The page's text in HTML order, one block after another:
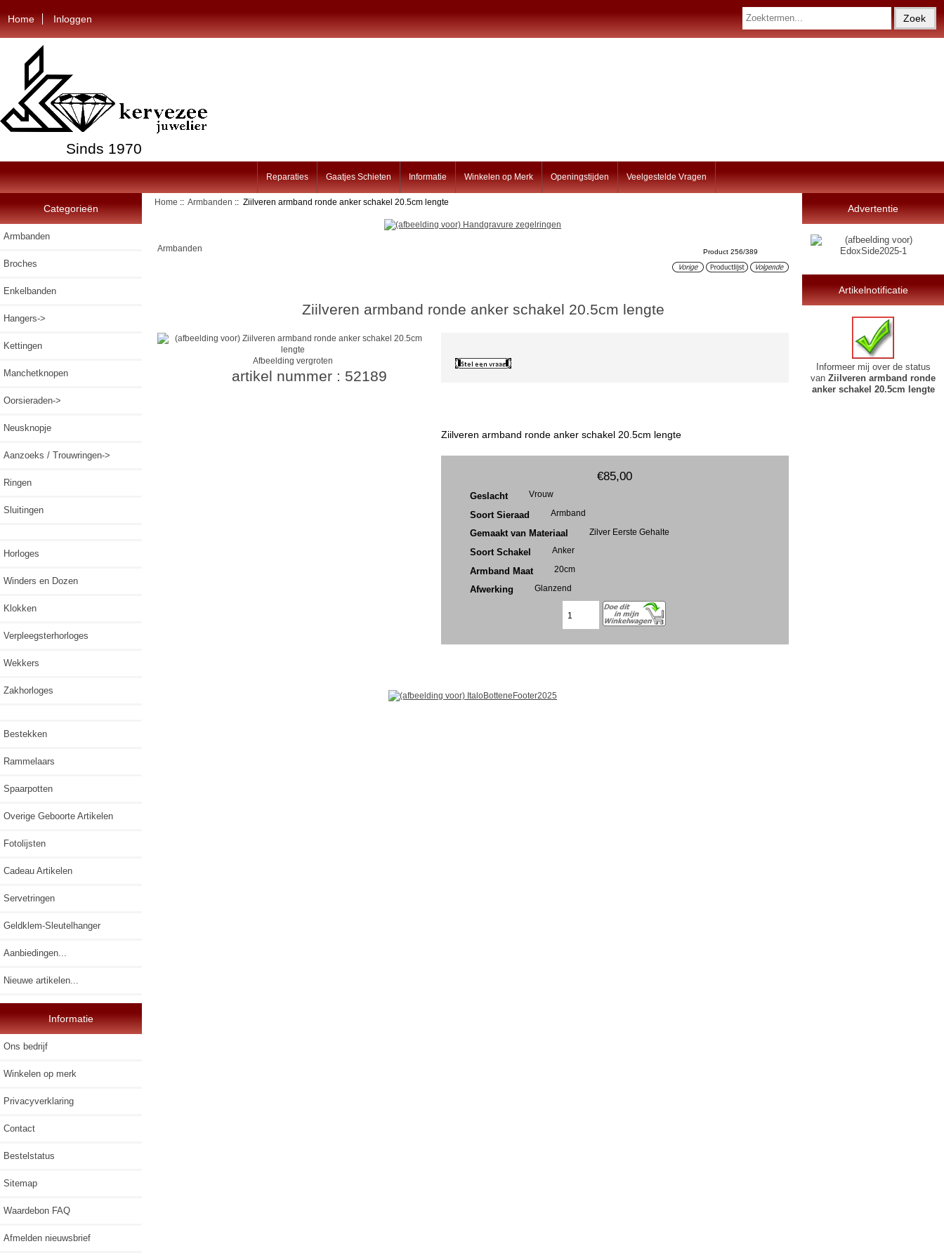
Home Inloggen
Sinds 1970
Reparaties Gaatjes Schieten Informatie Winkelen op Merk Openingstijden Veelgestelde Vragen
Categorieën
Armbanden
Broches
Enkelbanden
Hangers->
Kettingen
Manchetknopen
Oorsieraden->
Neusknopje
Aanzoeks / Trouwringen->
Ringen
Sluitingen
Horloges
Winders en Dozen
Klokken
Verpleegsterhorloges
Wekkers
Zakhorloges
Bestekken
Rammelaars
Spaarpotten
Overige Geboorte Artikelen
Fotolijsten
Cadeau Artikelen
Servetringen
Geldklem-Sleutelhanger
Aanbiedingen...
Nieuwe artikelen...
Informatie
Ons bedrijf
Winkelen op merk
Privacyverklaring
Contact
Bestelstatus
Sitemap
Waardebon FAQ
Afmelden nieuwsbrief
Home ::Armbanden :: Ziilveren armband ronde anker schakel 20.5cm lengte
Armbanden Product 256/389
Ziilveren armband ronde anker schakel 20.5cm lengte
Afbeelding vergroten
artikel nummer : 52189
Ziilveren armband ronde anker schakel 20.5cm lengte
€85,00
Geslacht Vrouw
Soort Sieraad Armband
Gemaakt van Materiaal Zilver Eerste Gehalte
Soort Schakel Anker
Armband Maat 20cm
Afwerking Glanzend
Advertentie
Artikelnotificatie
Informeer mij over de status
vanZiilveren armband ronde
anker schakel 20.5cm lengte